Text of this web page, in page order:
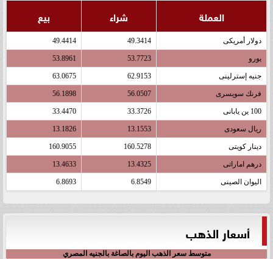
العملة شراء بيع
دولار أمريكى 49.3414
49.4414
يورو 53.7723
53.8961
جنيه إسترلينى 62.9153
63.0675
فرنك سويسرى 56.0507
56.1898
100 ين يابانى 33.3726
33.4470
ريال سعودى 13.1553
13.1826
دينار كويتى 160.5278
160.9055
درهم اماراتى 13.4325
13.4633
اليوان الصينى 6.8549
6.8693
أسعار الذهب
متوسط سعر الذهب اليوم بالصاغة بالجنيه المصري